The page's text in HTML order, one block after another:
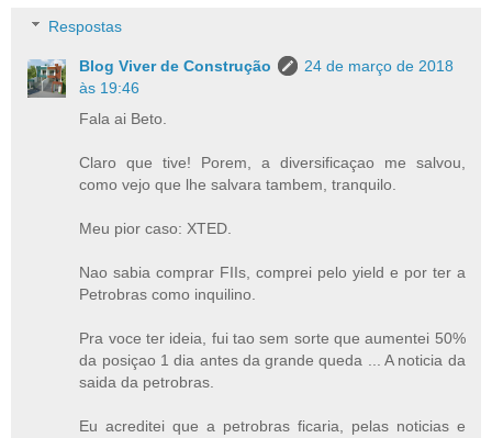
Respostas
Blog Viver de Construção
24 de março de 2018
às 19:46
Fala ai Beto.
Claro que tive! Porem, a diversificaçao me salvou,
como vejo que lhe salvara tambem, tranquilo.
Meu pior caso: XTED.
Nao sabia comprar FIIs, comprei pelo yield e por ter a
Petrobras como inquilino.
Pra voce ter ideia, fui tao sem sorte que aumentei 50%
da posiçao 1 dia antes da grande queda ... A noticia da
saida da petrobras.
Eu acreditei que a petrobras ficaria, pelas noticias e